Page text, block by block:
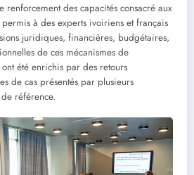
renforcement des capacités consacré aux
à des experts ivoiriens et français
juridiques, financières, budgétaires,
de ces mécanismes de
été enrichis par des retours
de cas présentés par plusieurs
référence.